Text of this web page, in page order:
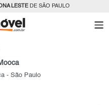
LESTEDE SÃO PAULO
- São Paulo